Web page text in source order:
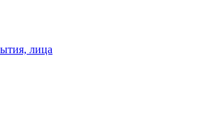
лица